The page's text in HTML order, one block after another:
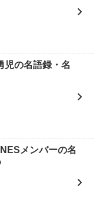
児の名語録・名
メンバーの名